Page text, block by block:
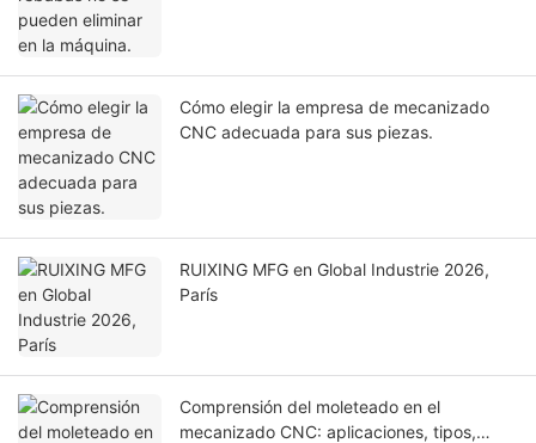
Cómo elegir la empresa de mecanizado
CNC adecuada para sus piezas.
RUIXING MFG en Global Industrie 2026,
París
Comprensión del moleteado en el
mecanizado CNC: aplicaciones, tipos,